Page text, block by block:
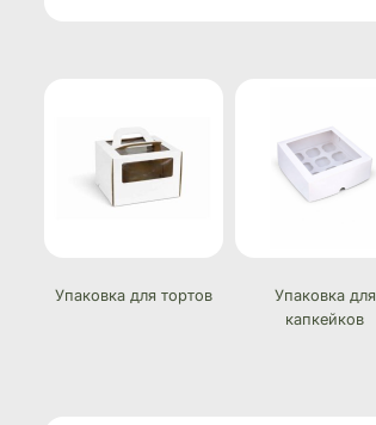
Упаковка для тортов
Упаковка для
капкейков